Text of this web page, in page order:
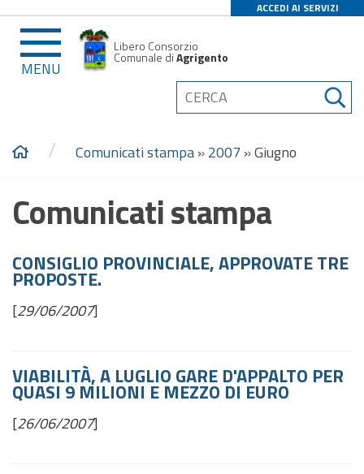
ACCEDI AI SERVIZI
MENU
Libero Consorzio
Comunale diAgrigento
/ Comunicati stampa»2007»Giugno
Comunicati stampa
CONSIGLIO PROVINCIALE, APPROVATE TRE
PROPOSTE.
[29/06/2007]
VIABILITÀ, A LUGLIO GARE D'APPALTO PER
QUASI 9 MILIONI E MEZZO DI EURO
[26/06/2007]